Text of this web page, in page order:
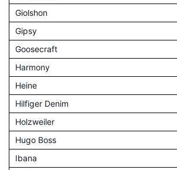
Giolshon
Gipsy
Goosecraft
Harmony
Heine
Hilfiger Denim
Holzweiler
Hugo Boss
Ibana